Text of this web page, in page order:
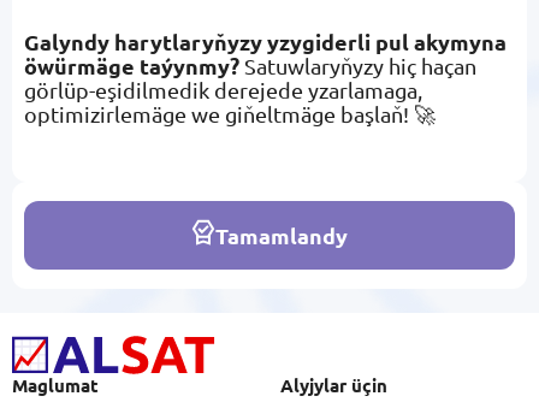
Galyndy harytlaryňyzy yzygiderli pul akymyna
öwürmäge taýynmy? Satuwlaryňyzy hiç haçan
görlüp-eşidilmedik derejede yzarlamaga,
optimizirlemäge we giňeltmäge başlaň! 🚀
Tamamlandy
Maglumat Alyjylar üçin